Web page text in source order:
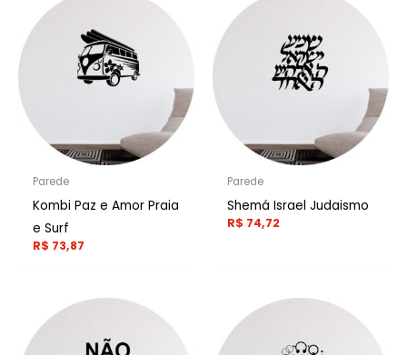
Parede
Kombi Paz e Amor Praia
e Surf
R$ 73,87
Parede
Shemá Israel Judaismo
R$ 74,72